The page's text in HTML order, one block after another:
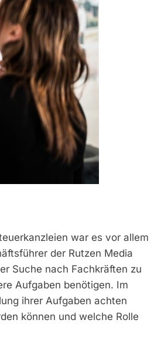
war es vor allem
der Rutzen Media
Suche nach Fachkräften zu
Aufgaben benötigen. Im
ihrer Aufgaben achten
können und welche Rolle